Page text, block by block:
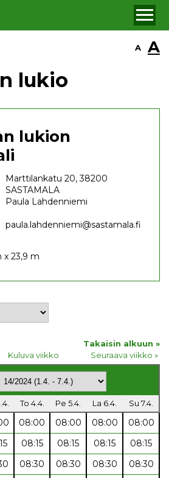
A A
lukio
lukion
Marttilankatu 20, 38200
SASTAMALA
Paula Lahdenniemi
paula.lahdenniemi@sastamala.fi
x 23,9 m
Takaisin alkuun »
Kuluva viikko Seuraava viikko »
To 4.4. Pe 5.4. La 6.4. Su 7.4.
08:00 08:00 08:00
08:00
08:15 08:15 08:15
08:15
08:30 08:30 08:30
08:30